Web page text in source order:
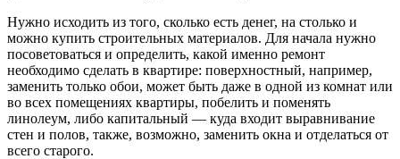
Нужно исходить из того, сколько есть денег, на столько и
можно купить строительных материалов. Для начала нужно
посоветоваться и определить, какой именно ремонт
необходимо сделать в квартире: поверхностный, например,
заменить только обои, может быть даже в одной из комнат или
во всех помещениях квартиры, побелить и поменять
линолеум, либо капитальный — куда входит выравнивание
стен и полов, также, возможно, заменить окна и отделаться от
всего старого.